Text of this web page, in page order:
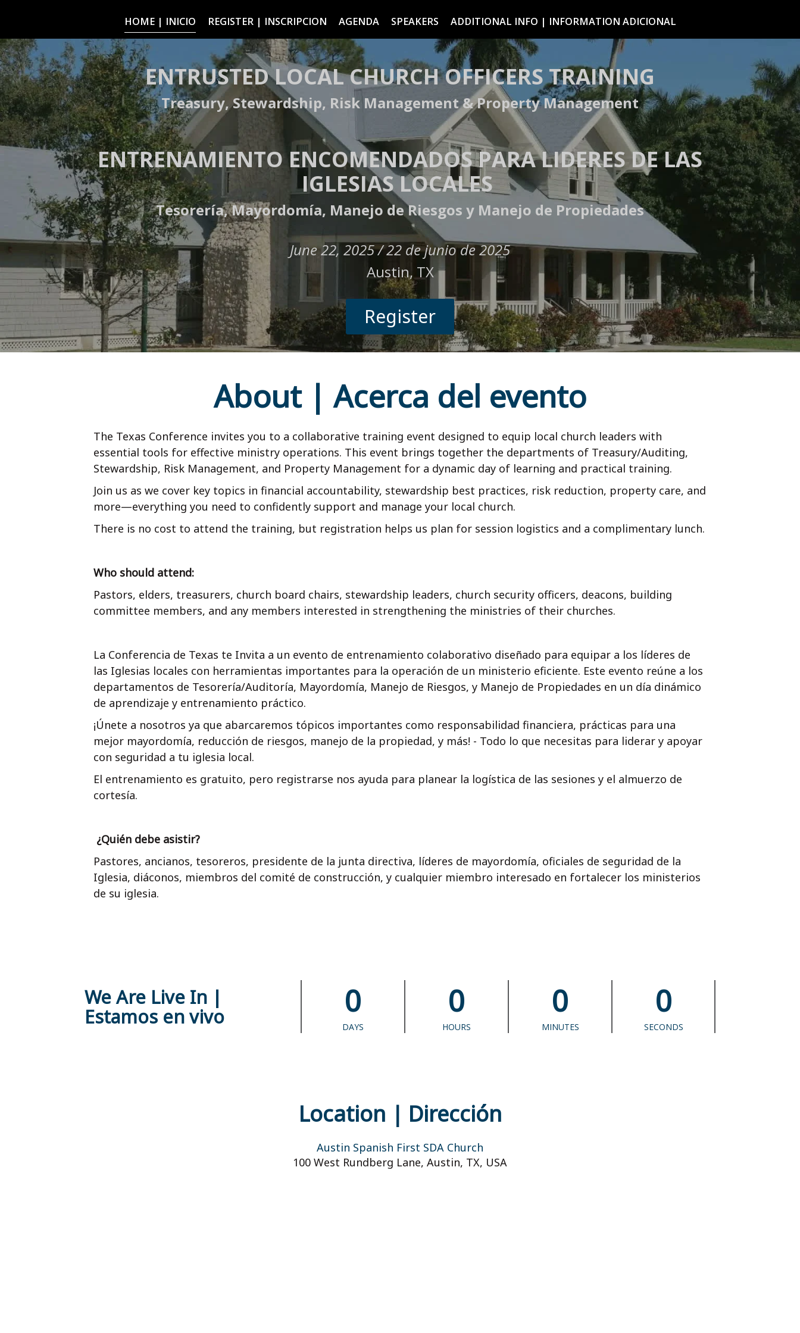
HOME | INICIO REGISTER | INSCRIPCION AGENDA SPEAKERS ADDITIONAL INFO | INFORMATION ADICIONAL
ENTRUSTED LOCAL CHURCH OFFICERS TRAINING
Treasury, Stewardship, Risk Management & Property Management
ENTRENAMIENTO ENCOMENDADOS PARA LIDERES DE LAS
IGLESIAS LOCALES
Tesorería, Mayordomía, Manejo de Riesgos y Manejo de Propiedades
June 22, 2025 /22 de junio de 2025
Austin, TX
Register
About | Acerca del evento
The Texas Conference invites you to a collaborative training event designed to equip local church leaders with
essential tools for effective ministry operations. This event brings together the departments of Treasury/Auditing,
Stewardship, Risk Management, and Property Management for a dynamic day of learning and practical training.
Join us as we cover key topics in financial accountability, stewardship best practices, risk reduction, property care, and
more—everything you need to confidently support and manage your local church.
There is no cost to attend the training, but registration helps us plan for session logistics and a complimentary lunch.
Who should attend:
Pastors, elders, treasurers, church board chairs, stewardship leaders, church security officers, deacons, building
committee members, and any members interested in strengthening the ministries of their churches.
La Conferencia de Texas te Invita a un evento de entrenamiento colaborativo diseñado para equipar a los líderes de
las Iglesias locales con herramientas importantes para la operación de un ministerio eficiente. Este evento reúne a los
departamentos de Tesorería/Auditoría, Mayordomía, Manejo de Riesgos, y Manejo de Propiedades en un día dinámico
de aprendizaje y entrenamiento práctico.
¡Únete a nosotros ya que abarcaremos tópicos importantes como responsabilidad financiera, prácticas para una
mejor mayordomía, reducción de riesgos, manejo de la propiedad, y más! - Todo lo que necesitas para liderar y apoyar
con seguridad a tu iglesia local.
El entrenamiento es gratuito, pero registrarse nos ayuda para planear la logística de las sesiones y el almuerzo de
cortesía.
¿Quién debe asistir?
Pastores, ancianos, tesoreros, presidente de la junta directiva, líderes de mayordomía, oficiales de seguridad de la
Iglesia, diáconos, miembros del comité de construcción, y cualquier miembro interesado en fortalecer los ministerios
de su iglesia.
We Are Live In |
Estamos en vivo 0
DAYS
0
HOURS
0
MINUTES
0
SECONDS
Location | Dirección
Austin Spanish First SDA Church
100 West Rundberg Lane, Austin, TX, USA